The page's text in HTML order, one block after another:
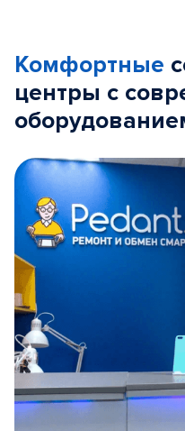
Комфортные
центры с